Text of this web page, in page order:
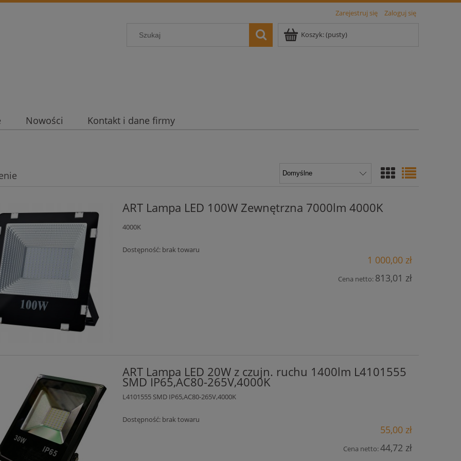
Zarejestruj się Zaloguj się
Koszyk:(pusty)
Nowości Kontakt i dane firmy
ART Lampa LED 100W Zewnętrzna 7000lm 4000K
4000K
Dostępność: brak towaru
1 000,00 zł
Cena netto: 813,01 zł
ART Lampa LED 20W z czujn. ruchu 1400lm L4101555
SMD IP65,AC80-265V,4000K
L4101555 SMD IP65,AC80-265V,4000K
Dostępność: brak towaru
55,00 zł
Cena netto:44,72 zł